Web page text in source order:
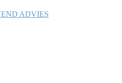
ADVIES